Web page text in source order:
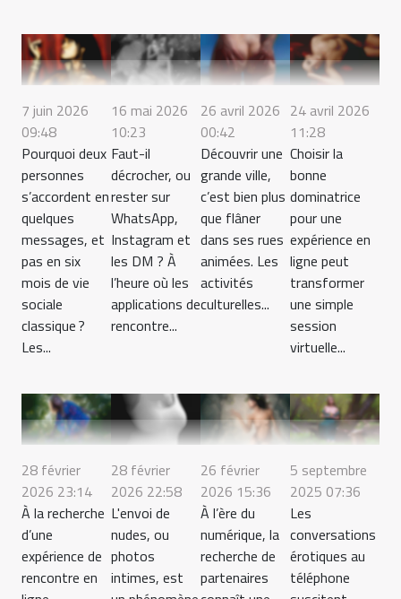
7 juin 2026
09:48
Pourquoi deux
personnes
s’accordent en
quelques
messages, et
pas en six
mois de vie
sociale
classique ?
Les...
16 mai 2026
10:23
Faut-il
décrocher, ou
rester sur
WhatsApp,
Instagram et
les DM ? À
l’heure où les
applications de
rencontre...
26 avril 2026
00:42
Découvrir une
grande ville,
c’est bien plus
que flâner
dans ses rues
animées. Les
activités
culturelles...
24 avril 2026
11:28
Choisir la
bonne
dominatrice
pour une
expérience en
ligne peut
transformer
une simple
session
virtuelle...
28 février
2026 23:14
À la recherche
d’une
expérience de
rencontre en
28 février
2026 22:58
L'envoi de
nudes, ou
photos
intimes, est
26 février
2026 15:36
À l’ère du
numérique, la
recherche de
partenaires
5 septembre
2025 07:36
Les
conversations
érotiques au
téléphone